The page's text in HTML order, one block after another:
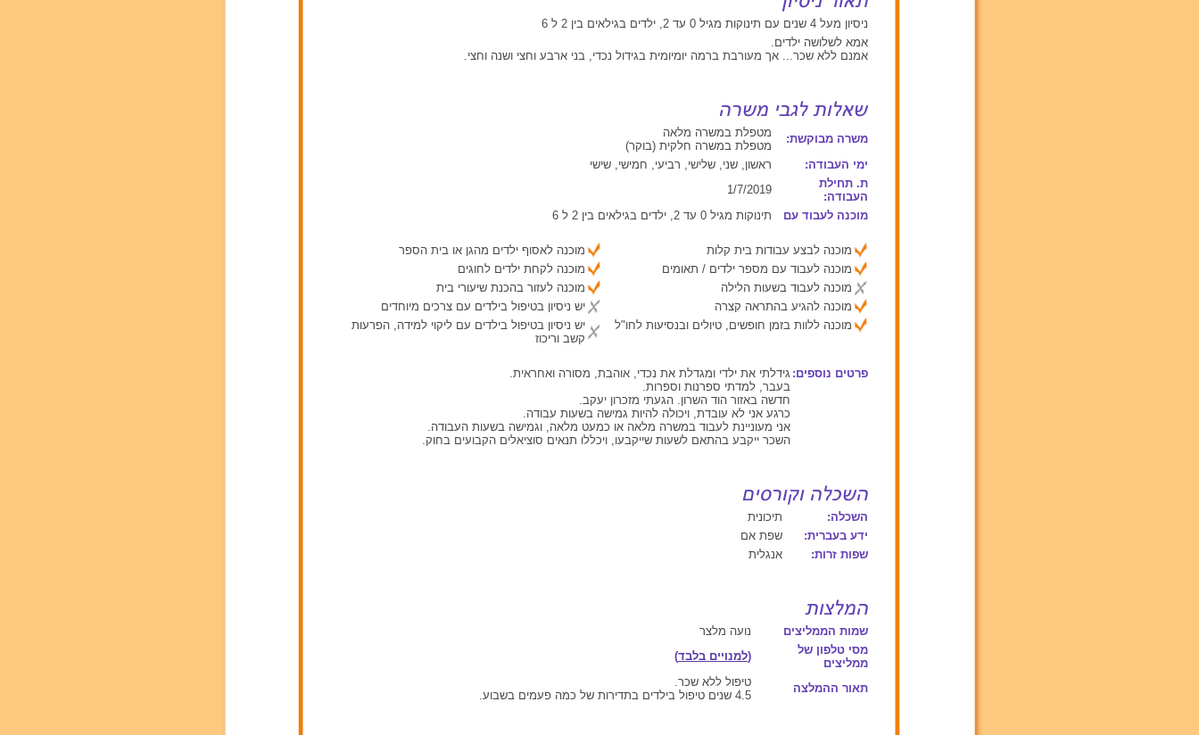
ניסיון מעל 4 שנים עם תינוקות מגיל 0 עד 2, ילדים בגילאים בין 2 ל 6
אמא לשלושה ילדים.
אמנם ללא שכר... אך מעורבת ברמה יומיומית בגידול נכדי, בני ארבע וחצי ושנה וחצי.
משרה מבוקשת:
מטפלת במשרה מלאה
מטפלת במשרה חלקית (בוקר)
ימי העבודה:
ראשון, שני, שלישי, רביעי, חמישי, שישי
ת. תחילת
העבודה:
1/7/2019
מוכנה לעבוד עם
תינוקות מגיל 0 עד 2, ילדים בגילאים בין 2 ל 6
מוכנה לבצע עבודות בית קלות
מוכנה לעבוד עם מספר ילדים / תאומים
מוכנה לעבוד בשעות הלילה
מוכנה להגיע בהתראה קצרה
מוכנה ללוות בזמן חופשים, טיולים ובנסיעות לחו"ל
מוכנה לאסוף ילדים מהגן או בית הספר
מוכנה לקחת ילדים לחוגים
מוכנה לעזור בהכנת שיעורי בית
יש ניסיון בטיפול בילדים עם צרכים מיוחדים
יש ניסיון בטיפול בילדים עם ליקוי למידה, הפרעות
קשב וריכוז
פרטים נוספים: גידלתי את ילדי ומגדלת את נכדי, אוהבת, מסורה ואחראית.
בעבר, למדתי ספרנות וספרות.
חדשה באזור הוד השרון. הגעתי מזכרון יעקב.
כרגע אני לא עובדת, ויכולה להיות גמישה בשעות עבודה.
אני מעוניינת לעבוד במשרה מלאה או כמעט מלאה, וגמישה בשעות העבודה.
השכר ייקבע בהתאם לשעות שייקבעו, ויכללו תנאים סוציאלים הקבועים בחוק.
השכלה:
תיכונית
ידע בעברית:
שפת אם
שפות זרות:
אנגלית
שמות הממליצים
נועה מלצר
מסי טלפון של
ממליצים
(למנויים בלבד)
תאור ההמלצה
טיפול ללא שכר.
4.5 שנים טיפול בילדים בתדירות של כמה פעמים בשבוע.